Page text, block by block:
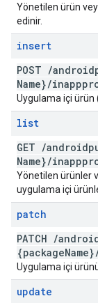
Yönetilen ürün
edinir.
insert
POST /
Name}/
Uygulama içi ürün
list
GET /
Name}/
Yönetilen ürünler
uygulama içi
patch
PATCH /
{packageName}
Uygulama içi
update